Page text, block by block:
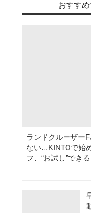
おすすめ
ランドクルーザー
ない…KINTOで始
フ、“お試し”でき